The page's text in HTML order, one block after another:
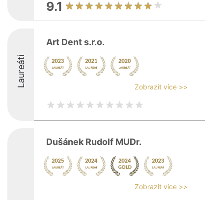
9.1
Laureáti
Art Dent s.r.o.
Zobrazit více >>
Dušánek Rudolf MUDr.
Zobrazit více >>